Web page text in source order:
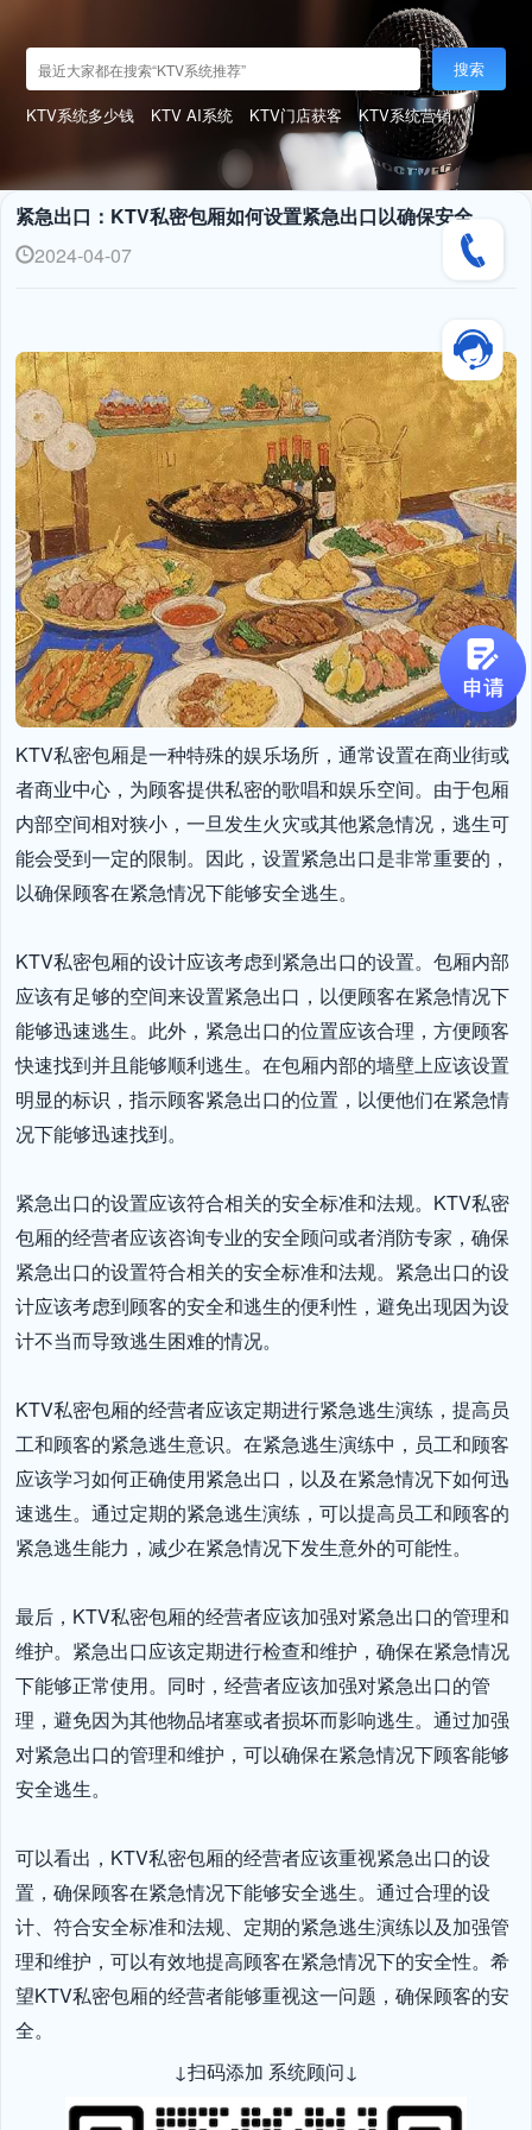
搜索
KTV系统多少钱 KTV AI系统 KTV门店获客 KTV系统营销
紧急出口：KTV私密包厢如何设置紧急出口以确保安全
2024-04-07
KTV私密包厢是一种特殊的娱乐场所，通常设置在商业街或
者商业中心，为顾客提供私密的歌唱和娱乐空间。由于包厢
内部空间相对狭小，一旦发生火灾或其他紧急情况，逃生可
能会受到一定的限制。因此，设置紧急出口是非常重要的，
以确保顾客在紧急情况下能够安全逃生。
KTV私密包厢的设计应该考虑到紧急出口的设置。包厢内部
应该有足够的空间来设置紧急出口，以便顾客在紧急情况下
能够迅速逃生。此外，紧急出口的位置应该合理，方便顾客
快速找到并且能够顺利逃生。在包厢内部的墙壁上应该设置
明显的标识，指示顾客紧急出口的位置，以便他们在紧急情
况下能够迅速找到。
紧急出口的设置应该符合相关的安全标准和法规。KTV私密
包厢的经营者应该咨询专业的安全顾问或者消防专家，确保
紧急出口的设置符合相关的安全标准和法规。紧急出口的设
计应该考虑到顾客的安全和逃生的便利性，避免出现因为设
计不当而导致逃生困难的情况。
KTV私密包厢的经营者应该定期进行紧急逃生演练，提高员
工和顾客的紧急逃生意识。在紧急逃生演练中，员工和顾客
应该学习如何正确使用紧急出口，以及在紧急情况下如何迅
速逃生。通过定期的紧急逃生演练，可以提高员工和顾客的
紧急逃生能力，减少在紧急情况下发生意外的可能性。
最后，KTV私密包厢的经营者应该加强对紧急出口的管理和
维护。紧急出口应该定期进行检查和维护，确保在紧急情况
下能够正常使用。同时，经营者应该加强对紧急出口的管
理，避免因为其他物品堵塞或者损坏而影响逃生。通过加强
对紧急出口的管理和维护，可以确保在紧急情况下顾客能够
安全逃生。
可以看出，KTV私密包厢的经营者应该重视紧急出口的设
置，确保顾客在紧急情况下能够安全逃生。通过合理的设
计、符合安全标准和法规、定期的紧急逃生演练以及加强管
理和维护，可以有效地提高顾客在紧急情况下的安全性。希
望KTV私密包厢的经营者能够重视这一问题，确保顾客的安
全。
↓扫码添加 系统顾问↓